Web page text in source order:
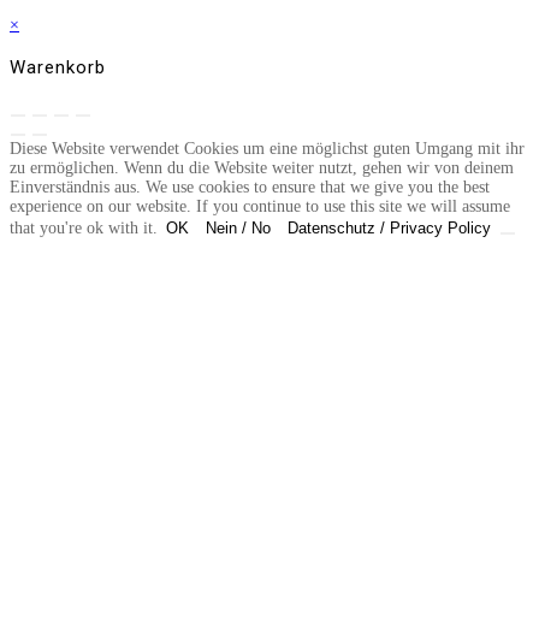
×
Warenkorb
Diese Website verwendet Cookies um eine möglichst guten Umgang mit ihr
zu ermöglichen. Wenn du die Website weiter nutzt, gehen wir von deinem
Einverständnis aus. We use cookies to ensure that we give you the best
experience on our website. If you continue to use this site we will assume
that you're ok with it. OK Nein / No Datenschutz / Privacy Policy